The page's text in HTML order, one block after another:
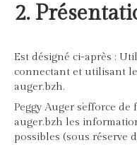
2.
Est désigné ci-après :
connectant et utilisant
auger.bzh.
Peggy Auger s’efforce
auger.bzh les
possibles (sous réserve